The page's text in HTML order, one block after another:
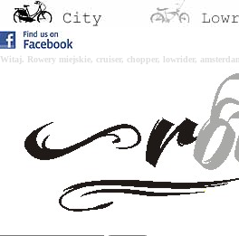
Witaj. Rowery miejskie, cruiser, chopper, lowrider,